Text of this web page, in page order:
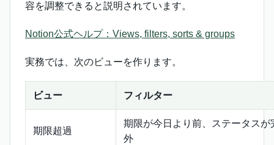
容を調整できると説明されています。
Notion公式ヘルプ：Views, filters, sorts & groups
実務では、次のビューを作ります。
ビュー フィルター
期限超過
期限が今日より前、ステータスが
外